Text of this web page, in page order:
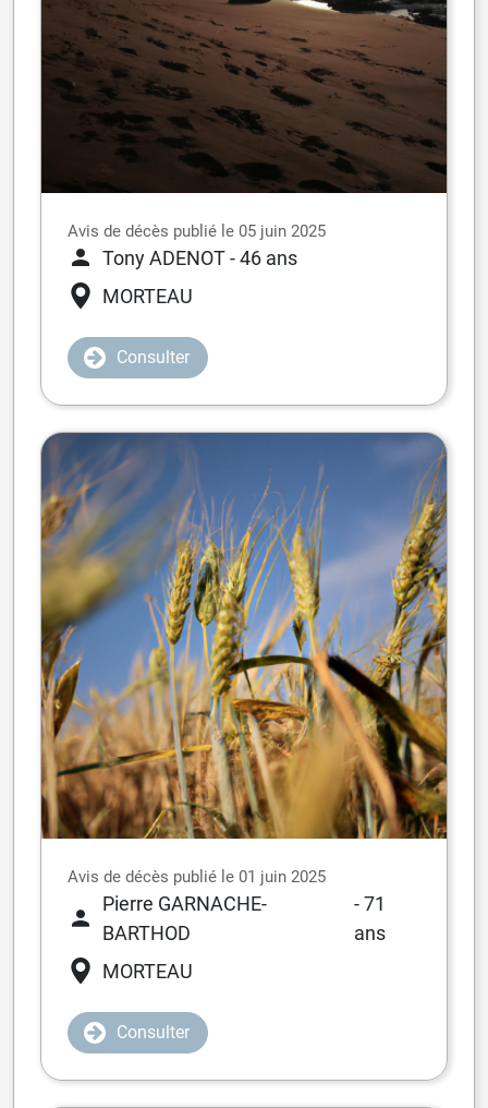
Avis de décès publié le 05 juin 2025
Tony ADENOT- 46 ans
MORTEAU
Consulter
Avis de décès publié le 01 juin 2025
Pierre GARNACHE-
BARTHOD
- 71
ans
MORTEAU
Consulter